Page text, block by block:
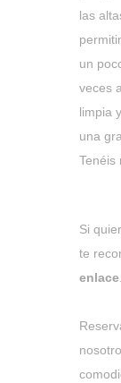
las
un
veces
limpia
una
Tenéis
Si
te
enlace.